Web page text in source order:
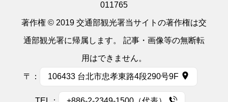
011765
著作権 © 2019 交通部観光署当サイトの著作権は交
通部観光署に帰属します。 記事・画像等の無断転
用はできません。
〒： 106433 台北市忠孝東路4段290号9F